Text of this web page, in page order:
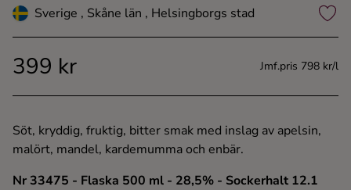
Rom
Shots
Vodka
Sverige , Skåne län , Helsingborgs stad
399 kr Jmf.pris 798 kr/l
Söt, kryddig, fruktig, bitter smak med inslag av apelsin,
malört, mandel, kardemumma och enbär.
Nr 33475 - Flaska 500 ml - 28,5% - Sockerhalt 12.1